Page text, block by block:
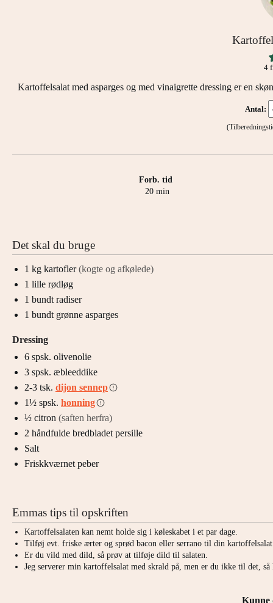
4
Kartoffelsalat med asparges og med vinaigrette dressing er en
Antal:
Forb. tid
20minutter
min
Det skal du bruge
1 kg kartofler (kogte og afkølede)
1 lille rødløg
1 bundt radiser
1 bundt grønne asparges
Dressing
6 spsk. olivenolie
3 spsk. æbleeddike
2-3 tsk. dijon sennep
1½ spsk. honning
½ citron (saften herfra)
2 håndfulde bredbladet persille
Salt
Friskkværnet peber
Emmas tips til opskriften
Kartoffelsalaten kan nemt holde sig i køleskabet i et par dage.
Tilføj evt. friske ærter og sprød bacon eller serrano til din
Er du vild med dild, så prøv at tilføje dild til salaten.
Jeg serverer min kartoffelsalat med skrald på, men er du ikke til det,
Kunne